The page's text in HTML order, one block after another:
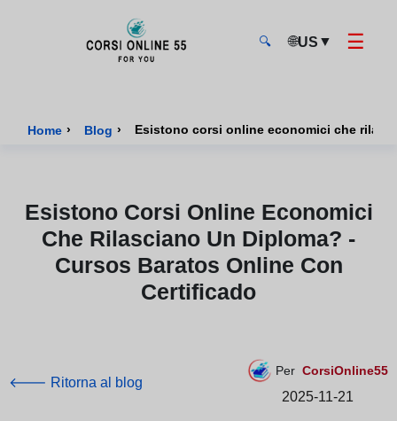
🔍 🌐US ▼ ☰
Home › Blog ›
Esistono Corsi Online Economici
Che Rilasciano Un Diploma? -
Cursos Baratos Online Con
Certificado
🡐 Ritorna al blog
Per CorsiOnline55
2025-11-21